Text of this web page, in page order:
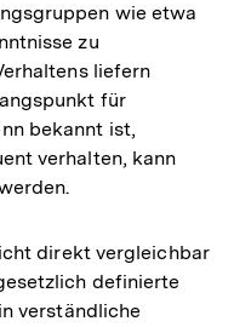
wie etwa
zu
liefern
für
bekannt ist,
verhalten, kann
direkt vergleichbar
definierte
verständliche